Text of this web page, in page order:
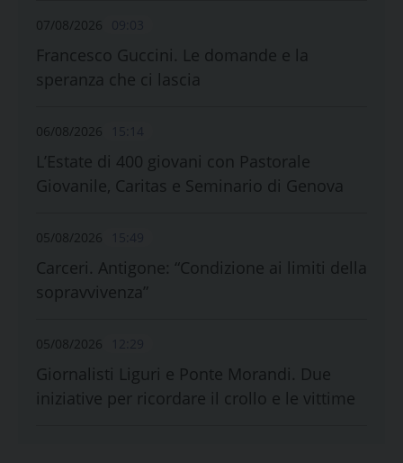
07/08/2026
Francesco Guccini. Le domande e la
speranza che ci lascia
06/08/2026
L’Estate di 400 giovani con Pastorale
Giovanile, Caritas e Seminario di Genova
05/08/2026
Carceri. Antigone: “Condizione ai limiti della
sopravvivenza”
05/08/2026
Giornalisti Liguri e Ponte Morandi. Due
iniziative per ricordare il crollo e le vittime